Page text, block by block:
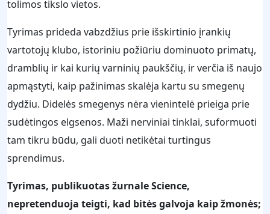
tolimos tikslo vietos.
Tyrimas prideda vabzdžius prie išskirtinio įrankių
vartotojų klubo, istoriniu požiūriu dominuoto primatų,
dramblių ir kai kurių varninių paukščių, ir verčia iš naujo
apmąstyti, kaip pažinimas skalėja kartu su smegenų
dydžiu. Didelės smegenys nėra vienintelė prieiga prie
sudėtingos elgsenos. Maži nerviniai tinklai, suformuoti
tam tikru būdu, gali duoti netikėtai turtingus
sprendimus.
Tyrimas, publikuotas žurnale Science,
nepretenduoja teigti, kad bitės galvoja kaip žmonės;